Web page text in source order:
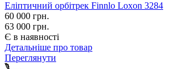
Еліптичний орбітрек Finnlo Loxon 3284
60 000 грн.
63 000 грн.
Є в наявності
Детальніше про товар
Переглянути